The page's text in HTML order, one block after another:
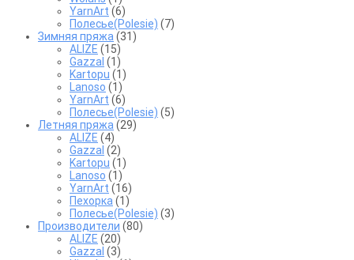
YarnArt (6)
Полесье(Polesie) (7)
Зимняя пряжа (31)
ALIZE (15)
Gazzal (1)
Kartopu (1)
Lanoso (1)
YarnArt (6)
Полесье(Polesie) (5)
Летняя пряжа (29)
ALIZE (4)
Gazzal (2)
Kartopu (1)
Lanoso (1)
YarnArt (16)
Пехорка (1)
Полесье(Polesie) (3)
Производители (80)
ALIZE (20)
Gazzal (3)